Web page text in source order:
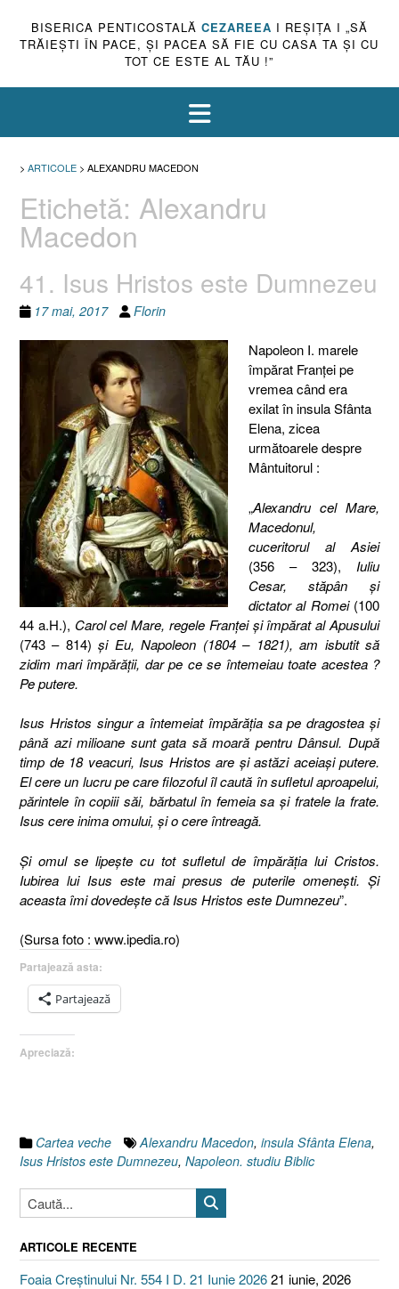
BISERICA PENTICOSTALĂ CEZAREEA I REŞIŢA I „SĂ
TRĂIEŞTI ÎN PACE, ŞI PACEA SĂ FIE CU CASA TA ŞI CU
TOT CE ESTE AL TĂU !”
> ARTICOLE > ALEXANDRU MACEDON
Etichetă: Alexandru
Macedon
41. Isus Hristos este Dumnezeu
17 mai, 2017 Florin
Napoleon I. marele
împărat Franţei pe
vremea când era
exilat în insula Sfânta
Elena, zicea
următoarele despre
Mântuitorul :
„Alexandru cel Mare,
Macedonul,
cuceritorul al Asiei
(356 – 323), Iuliu
Cesar, stăpân şi
dictator al Romei(100
44 a.H.), Carol cel Mare, regele Franţei şi împărat al Apusului
(743 – 814) şi Eu, Napoleon (1804 – 1821), am isbutit să
zidim mari împărăţii, dar pe ce se întemeiau toate acestea ?
Pe putere.
Isus Hristos singur a întemeiat împărăţia sa pe dragostea şi
până azi milioane sunt gata să moară pentru Dânsul. După
timp de 18 veacuri, Isus Hristos are şi astăzi aceiaşi putere.
El cere un lucru pe care filozoful îl caută în sufletul aproapelui,
părintele în copiii săi, bărbatul în femeia sa şi fratele la frate.
Isus cere inima omului, şi o cere întreagă.
Și omul se lipeşte cu tot sufletul de împărăţia lui Cristos.
Iubirea lui Isus este mai presus de puterile omeneşti. Și
aceasta îmi dovedeşte că Isus Hristos este Dumnezeu”.
(Sursa foto : www.ipedia.ro)
Partajează asta:
Partajează
Apreciază:
Cartea veche Alexandru Macedon, insula Sfânta Elena,
Isus Hristos este Dumnezeu, Napoleon. studiu Biblic
ARTICOLE RECENTE
Foaia Creștinului Nr. 554 I D. 21 Iunie 202621 iunie, 2026